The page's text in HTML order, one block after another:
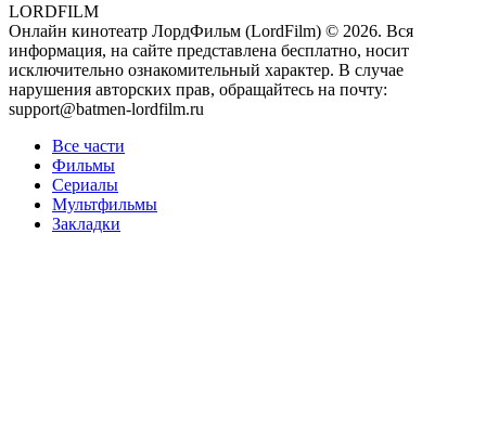
LORDFILM
Онлайн кинотеатр ЛордФильм (LordFilm) © 2026. Вся
информация, на сайте представлена бесплатно, носит
исключительно ознакомительный характер. В случае
нарушения авторских прав, обращайтесь на почту:
support@batmen-lordfilm.ru
Все части
Фильмы
Сериалы
Мультфильмы
Закладки